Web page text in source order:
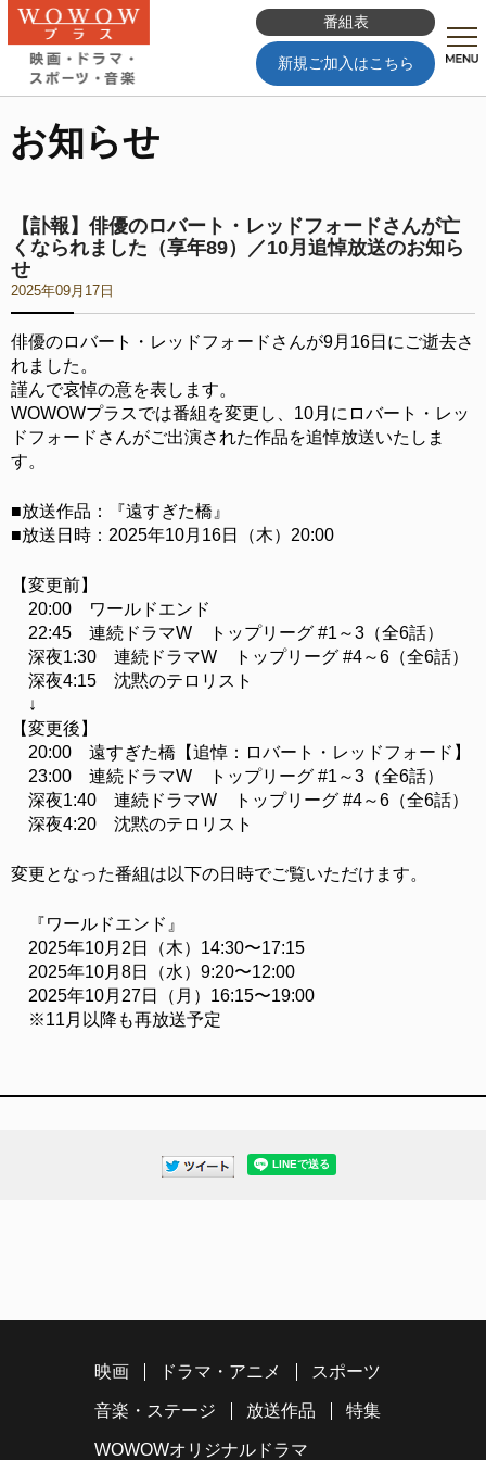
番組表
新規ご加入はこちら
お知らせ
【訃報】俳優のロバート・レッドフォードさんが亡
くなられました（享年89）／10月追悼放送のお知ら
せ
2025年09月17日
俳優のロバート・レッドフォードさんが9月16日にご逝去さ
れました。
謹んで哀悼の意を表します。
WOWOWプラスでは番組を変更し、10月にロバート・レッ
ドフォードさんがご出演された作品を追悼放送いたしま
す。
■放送作品：『遠すぎた橋』
■放送日時：2025年10月16日（木）20:00
【変更前】
20:00 ワールドエンド
22:45 連続ドラマW トップリーグ #1～3（全6話）
深夜1:30 連続ドラマW トップリーグ #4～6（全6話）
深夜4:15 沈黙のテロリスト
↓
【変更後】
20:00 遠すぎた橋【追悼：ロバート・レッドフォード】
23:00 連続ドラマW トップリーグ #1～3（全6話）
深夜1:40 連続ドラマW トップリーグ #4～6（全6話）
深夜4:20 沈黙のテロリスト
変更となった番組は以下の日時でご覧いただけます。
『ワールドエンド』
2025年10月2日（木）14:30〜17:15
2025年10月8日（水）9:20〜12:00
2025年10月27日（月）16:15〜19:00
※11月以降も再放送予定
映画 ドラマ・アニメ スポーツ
音楽・ステージ 放送作品 特集
WOWOWオリジナルドラマ